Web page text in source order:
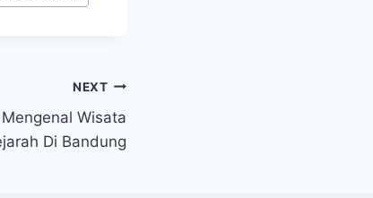
NEXT
Wisata
Di Bandung